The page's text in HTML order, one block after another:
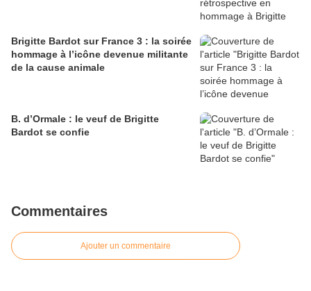
Brigitte Bardot sur France 3 : la soirée
hommage à l’icône devenue militante
de la cause animale
B. d’Ormale : le veuf de Brigitte
Bardot se confie
Commentaires
Ajouter un commentaire